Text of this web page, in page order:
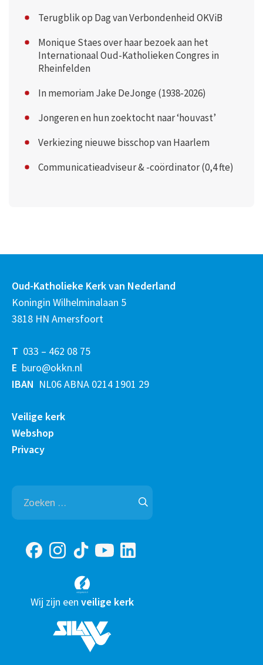
Terugblik op Dag van Verbondenheid OKViB
Monique Staes over haar bezoek aan het
Internationaal Oud-Katholieken Congres in
Rheinfelden
In memoriam Jake DeJonge (1938-2026)
Jongeren en hun zoektocht naar ‘houvast’
Verkiezing nieuwe bisschop van Haarlem
Communicatieadviseur & -coördinator (0,4 fte)
Oud-Katholieke Kerk van Nederland
Koningin Wilhelminalaan 5
3818 HN Amersfoort
T 033 – 462 08 75
E buro@okkn.nl
IBAN NL06 ABNA 0214 1901 29
Veilige kerk
Webshop
Privacy
Zoeken
naar:
Wij zijn een veilige kerk